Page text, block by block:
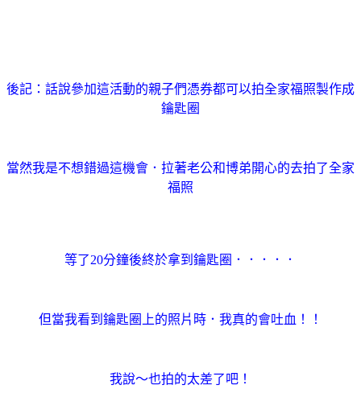
後記：話說參加這活動的親子們憑券都可以拍全家福照製作成
鑰匙圈
當然我是不想錯過這機會．拉著老公和博弟開心的去拍了全家
福照
等了20分鐘後終於拿到鑰匙圈．．．．．
但當我看到鑰匙圈上的照片時．我真的會吐血！！
我說～也拍的太差了吧！